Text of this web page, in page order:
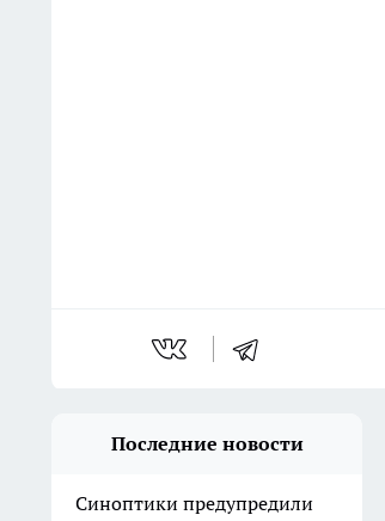
Последние новости
Синоптики предупредили